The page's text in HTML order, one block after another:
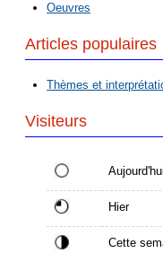
Oeuvres
Articles populaires
Thèmes et
Visiteurs
Aujourd'hui
Hier
Cette